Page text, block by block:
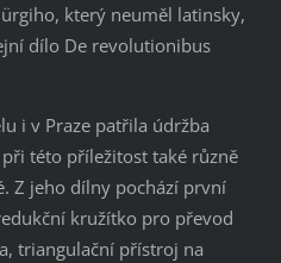
který neuměl latinsky,
dílo De revolutionibus
i v Praze patřila údržba
této příležitost také různě
Z jeho dílny pochází první
kružítko pro převod
triangulační přístroj na